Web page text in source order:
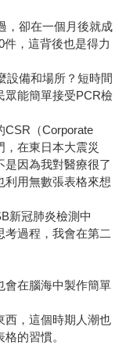
，卻在一個月後就成
，這背後也是得力
設備和場所？短時間
眾能簡單接受PCR檢
CSR（Corporate
，在東日本大震災
因為我對醫療很了
利用無數張表格來想
新冠肺炎檢測中
過程，我會在第二
會在腦海中製作簡單
西，這個時期人潮也
的習慣。